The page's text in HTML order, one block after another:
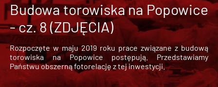
Budowa torowiska na Popowice
- cz. 8 (ZDJĘCIA)
Rozpoczęte w maju 2019 roku prace związane z budową
torowiska na Popowice
postępują. Przedstawiamy
Państwu obszerną fotorelację z tej inwestycji.